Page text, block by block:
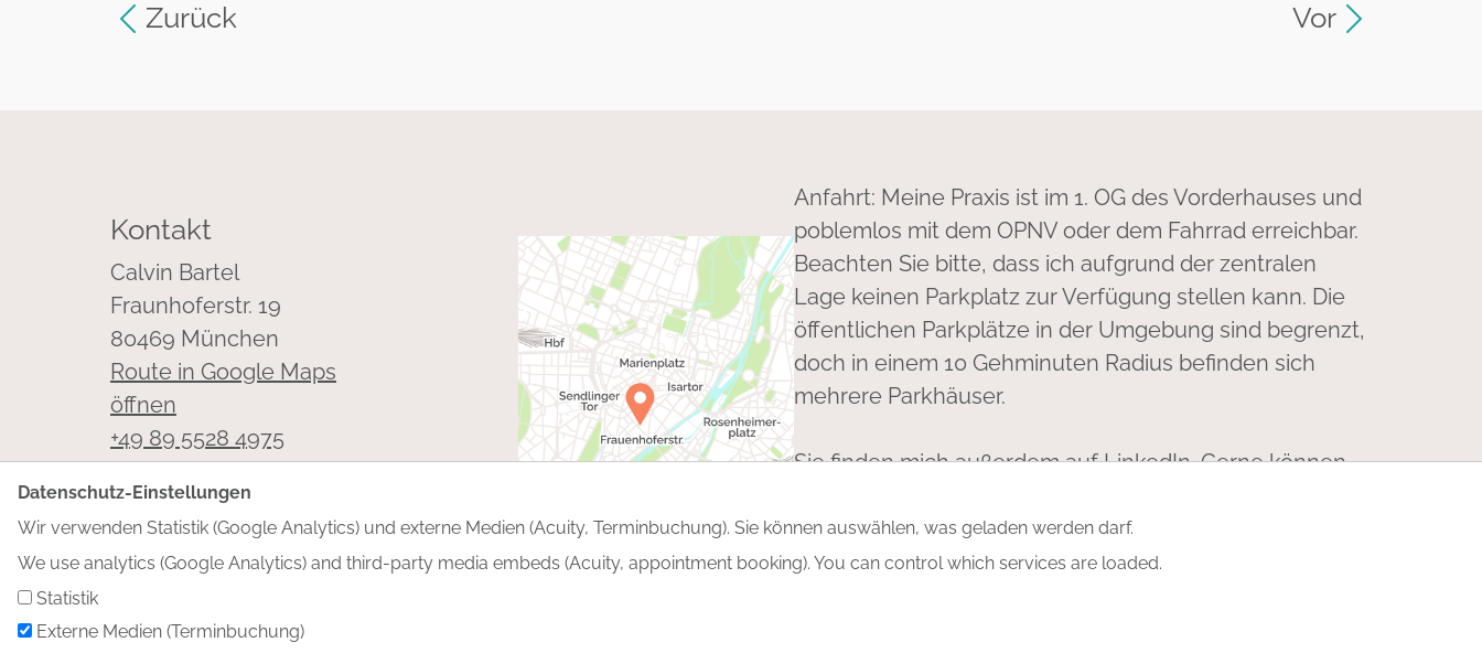
Zurück Vor
Kontakt
Calvin Bartel
Fraunhoferstr. 19
80469 München
Route in Google Maps
öffnen
+49 89 5528 4975
Termin finden
Anfahrt: Meine Praxis ist im 1. OG des Vorderhauses und
poblemlos mit dem OPNV oder dem Fahrrad erreichbar.
Beachten Sie bitte, dass ich aufgrund der zentralen
Lage keinen Parkplatz zur Verfügung stellen kann. Die
öffentlichen Parkplätze in der Umgebung sind begrenzt,
doch in einem 10 Gehminuten Radius befinden sich
mehrere Parkhäuser.
Sie finden mich außerdem aufLinkedIn. Gerne können
AngebotÜber mich
Datenschutz-Einstellungen
Wir verwenden Statistik (Google Analytics) und externe Medien (Acuity, Terminbuchung). Sie können auswählen, was geladen werden darf.
We use analytics (Google Analytics) and third-party media embeds (Acuity, appointment booking). You can control which services are loaded.
Statistik
Externe Medien (Terminbuchung)